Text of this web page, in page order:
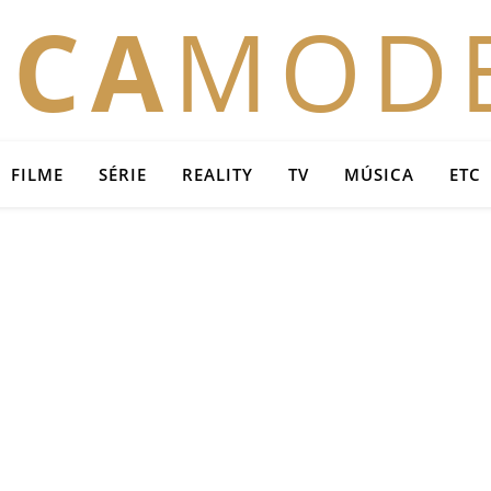
FILME SÉRIE REALITY TV MÚSICA ETC